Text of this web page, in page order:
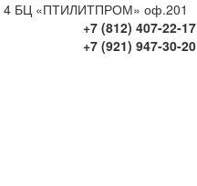
4 БЦ «ПТИЛИТПРОМ» оф.201
+7 (812) 407-22-17
+7 (921) 947-30-20